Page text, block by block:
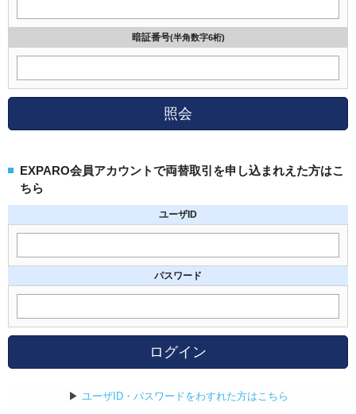
暗証番号(半角数字6桁)
照会
EXPARO会員アカウントで両替取引を申し込まれえた方はこ
ちら
ユーザID
パスワード
ログイン
▶ ユーザID・パスワードをわすれた方はこちら